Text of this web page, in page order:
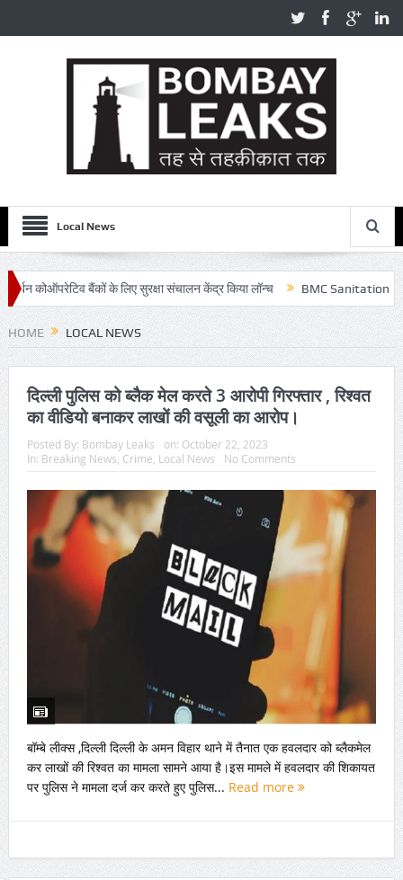
Local News
बैंकों के लिए सुरक्षा संचालन केंद्र किया लॉन्च BMC Sanitation Worker Crushed
HOME LOCAL NEWS
दिल्ली पुलिस को ब्लैक मेल करते 3 आरोपी गिरफ्तार , रिश्वत
का वीडियो बनाकर लाखों की वसूली का आरोप।
Posted By: Bombay Leaks on: October 22, 2023
In: Breaking News Crime Local News No Comments
बॉम्बे लीक्स ,दिल्ली दिल्ली के अमन विहार थाने में तैनात एक हवलदार को ब्लैकमेल
कर लाखों की रिश्वत का मामला सामने आया है।इस मामले में हवलदार की शिकायत
पर पुलिस ने मामला दर्ज कर करते हुए पुलिस... Read more